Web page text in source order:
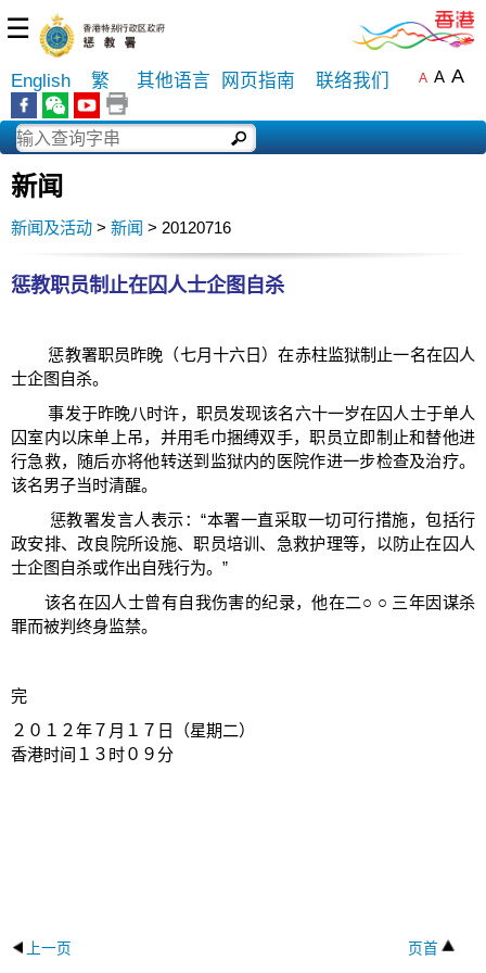
☰
English 繁 其他语言 网页指南 联络我们 A A A
新闻
新闻及活动 > 新闻 > 20120716
惩教职员制止在囚人士企图自杀
惩教署职员昨晚（七月十六日）在赤柱监狱制止一名在囚人
士企图自杀。
事发于昨晚八时许，职员发现该名六十一岁在囚人士于单人
囚室内以床单上吊，并用毛巾捆缚双手，职员立即制止和替他进
行急救，随后亦将他转送到监狱内的医院作进一步检查及治疗。
该名男子当时清醒。
惩教署发言人表示：“本署一直采取一切可行措施，包括行
政安排、改良院所设施、职员培训、急救护理等，以防止在囚人
士企图自杀或作出自残行为。”
该名在囚人士曾有自我伤害的纪录，他在二○ ○ 三年因谋杀
罪而被判终身监禁。
完
２０１２年７月１７日（星期二）
香港时间１３时０９分
上一页 页首